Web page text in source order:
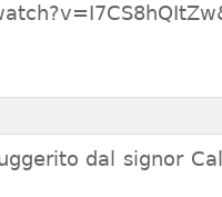
dal signor